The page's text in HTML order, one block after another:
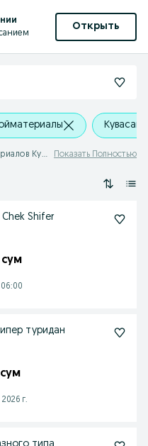
Открыть
Кувасай
Продажа прочих строительных материалов Кувасай Показать Полностью
Shifer
туридан
2026 г.